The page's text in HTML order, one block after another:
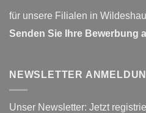
für unsere Filialen in
Senden Sie Ihre Bewerbung
NEWSLETTER
Unser Newsletter: Jetzt